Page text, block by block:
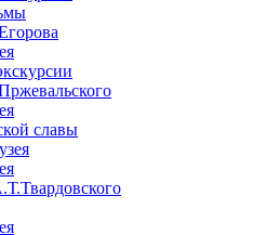
славы